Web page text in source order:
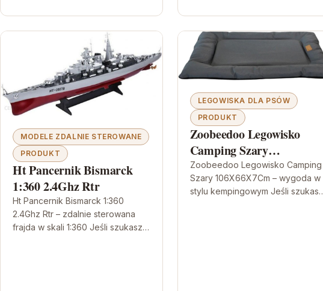
MODELE ZDALNIE STEROWANE
PRODUKT
Ht Pancernik Bismarck
1:360 2.4Ghz Rtr
Ht Pancernik Bismarck 1:360
2.4Ghz Rtr – zdalnie sterowana
frajda w skali 1:360 Jeśli szukasz
LEGOWISKA DLA PSÓW
PRODUKT
Zoobeedoo Legowisko
Camping Szary
106X66X7Cm
Zoobeedoo Legowisko Camping
Szary 106X66X7Cm – wygoda w
stylu kempingowym Jeśli szukasz